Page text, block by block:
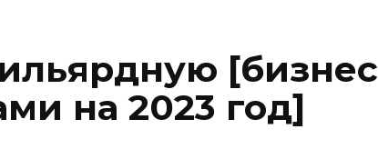
[бизнес
на 2023 год]